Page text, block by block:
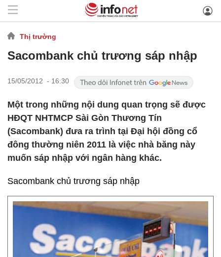
Thị trường
Sacombank chủ trương sáp nhập
15/05/2012 - 16:30
Một trong những nội dung quan trọng sẽ được
HĐQT NHTMCP Sài Gòn Thương Tín
(Sacombank) đưa ra trình tại Đại hội đồng cổ
đông thường niên 2011 là việc nhà băng này
muốn sáp nhập với ngân hàng khác.
Sacombank chủ trương sáp nhập